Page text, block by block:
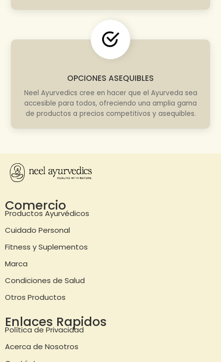
OPCIONES ASEQUIBLES
Neel Ayurvedics cree en hacer que el Ayurveda sea
accesible para todos, ofreciendo una amplia gama
de productos a precios competitivos y asequibles.
Comercio
Productos Ayurvédicos
Cuidado Personal
Fitness y Suplementos
Marca
Condiciones de Salud
Otros Productos
Enlaces Rapidos
Política de Privacidad
Acerca de Nosotros